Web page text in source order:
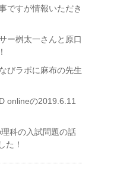
ですが情報いただき
ー桝太一さんと原口
びラボに麻布の先生
onlineの2019.6.11
科の入試問題の話
た！